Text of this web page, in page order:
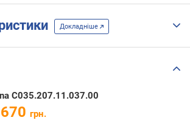
Докладніше
C035.207.11.037.00
грн.